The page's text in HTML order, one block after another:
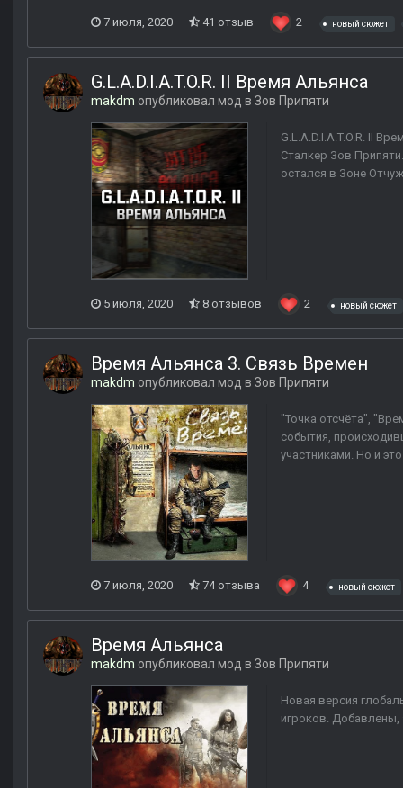
7 июля, 2020 41 отзыв 2 новый сюжет
G.L.A.D.I.A.T.O.R. II Время Альянса
makdm опубликовал мод в Зов Припяти
G.L.A.D.I.A.T.O.R. II
Сталкер Зов
остался в Зоне
5 июля, 2020 8 отзывов 2 новый сюжет
Время Альянса 3. Связь Времен
makdm опубликовал мод в Зов Припяти
"Точка отсчёта",
события,
участниками. Но и
7 июля, 2020 74 отзыва 4 новый сюжет
Время Альянса
makdm опубликовал мод в Зов Припяти
Новая версия
игроков.